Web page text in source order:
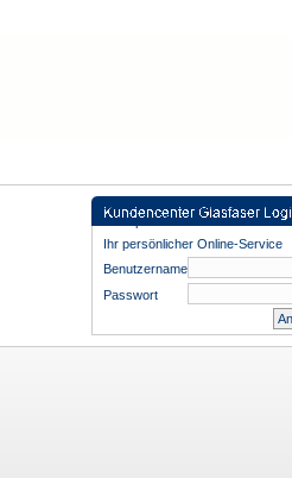
Mein VB Bordesholm Kundenportal
Kundenportal
Ihr persönlicher Online-Service
Benutzername
Passwort